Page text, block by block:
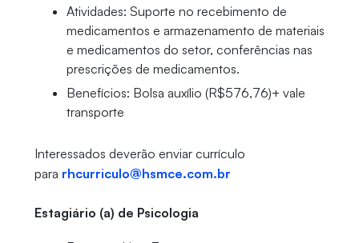
Atividades: Suporte no recebimento de
medicamentos e armazenamento de materiais
e medicamentos do setor, conferências nas
prescrições de medicamentos.
Benefícios: Bolsa auxílio (R$576,76)+ vale
transporte
Interessados deverão enviar currículo
para rhcurriculo@hsmce.com.br
Estagiário (a) de Psicologia